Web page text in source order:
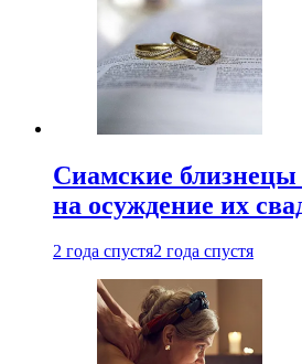
Cиамские близнецы
на осуждение их
2 года спустя2 года спустя